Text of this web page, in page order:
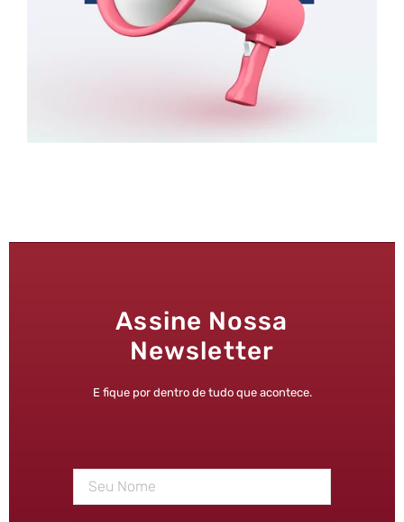
Assine Nossa
Newsletter
E fique por dentro de tudo que acontece.